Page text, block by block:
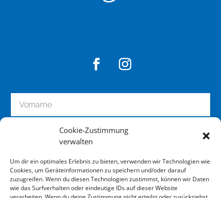
Cookie-Zustimmung
verwalten
Um dir ein optimales Erlebnis zu bieten, verwenden wir Technologien wie
Cookies, um Geräteinformationen zu speichern und/oder darauf
zuzugreifen. Wenn du diesen Technologien zustimmst, können wir Daten
wie das Surfverhalten oder eindeutige IDs auf dieser Website
zum Newsletter anmelden